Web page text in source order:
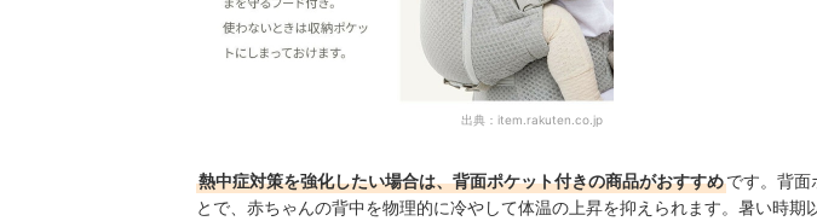
出典： item.rakuten.co.jp
熱中症対策を強化したい場合は、背面ポケット付きの商品がおすすめです。背面
とで、赤ちゃんの背中を物理的に冷やして体温の上昇を抑えられます。暑い時期